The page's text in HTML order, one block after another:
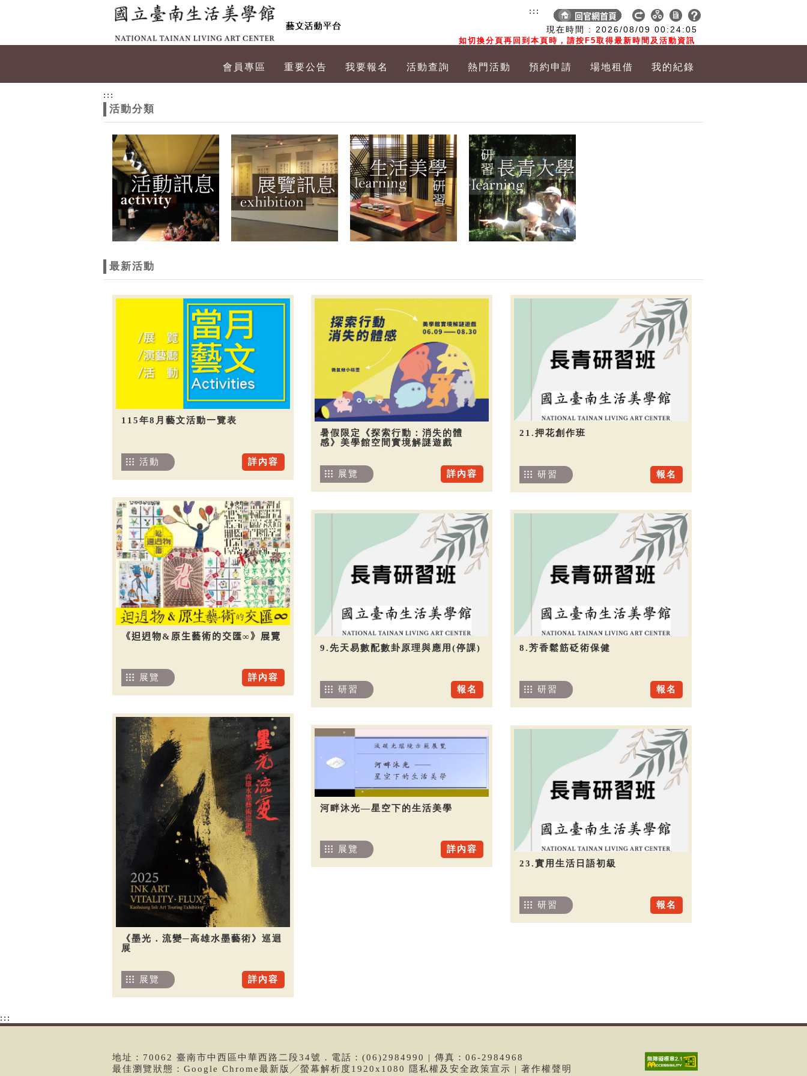
現在時間 : 2026/08/09 00:24:06
如切換分頁再回到本頁時，請按F5取得最新時間及活動資訊
:::
會員專區 重要公告 我要報名 活動查詢 熱門活動 預約申請 場地租借 我的紀錄
:::
活動分類
最新活動
115年8月藝文活動一覽表
詳內容
活動
暑假限定《探索行動：消失的體
感》美學館空間實境解謎遊戲
詳內容
展覽
21.押花創作班
報名
研習
《𨑨迌物&原生藝術的交匯∞》展覽
詳內容
展覽
9.先天易數配數卦原理與應用(停課)
報名
研習
8.芳香鬆筋砭術保健
報名
研習
《墨光．流變─高雄水墨藝術》巡迴
展
詳內容
展覽
河畔沐光—星空下的生活美學
詳內容
展覽
23.實用生活日語初級
報名
研習
:::
地址：70062 臺南市中西區中華西路二段34號．電話：(06)2984990 | 傳真：06-2984968
最佳瀏覽狀態：Google Chrome最新版╱螢幕解析度1920x1080 隱私權及安全政策宣示 | 著作權聲明